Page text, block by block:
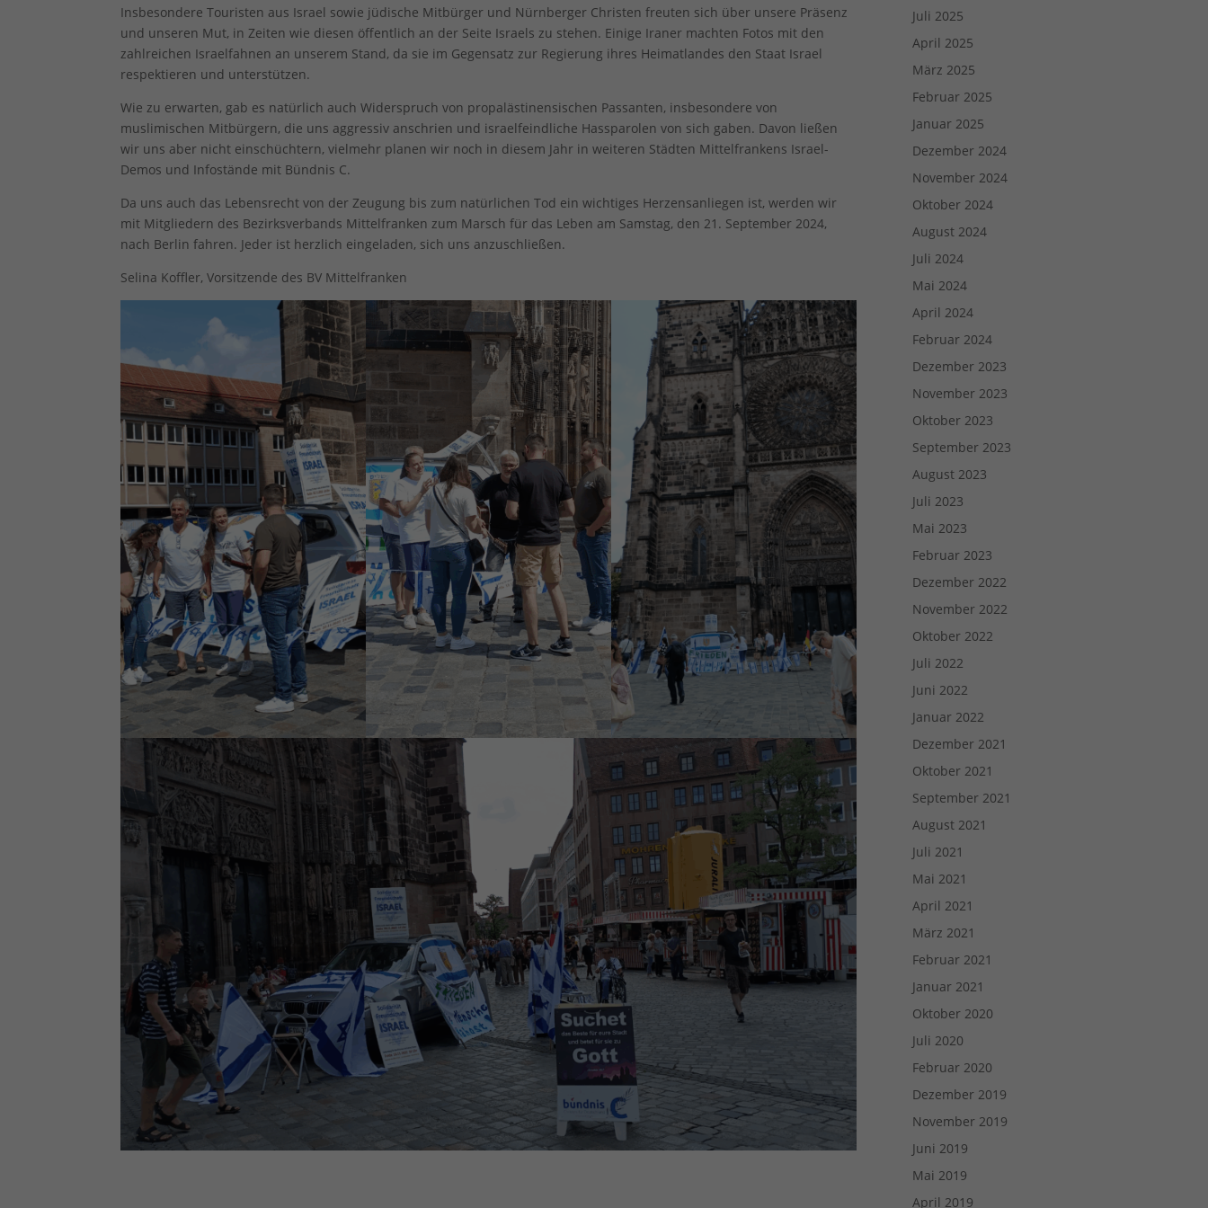
Insbesondere Touristen aus Israel sowie jüdische Mitbürger und Nürnberger Christen freuten sich über unsere Präsenz
und unseren Mut, in Zeiten wie diesen öffentlich an der Seite Israels zu stehen. Einige Iraner machten Fotos mit den
zahlreichen Israelfahnen an unserem Stand, da sie im Gegensatz zur Regierung ihres Heimatlandes den Staat Israel
respektieren und unterstützen.
Wie zu erwarten, gab es natürlich auch Widerspruch von propalästinensischen Passanten, insbesondere von
muslimischen Mitbürgern, die uns aggressiv anschrien und israelfeindliche Hassparolen von sich gaben. Davon ließen
wir uns aber nicht einschüchtern, vielmehr planen wir noch in diesem Jahr in weiteren Städten Mittelfrankens Israel-
Demos und Infostände mit Bündnis C.
Da uns auch das Lebensrecht von der Zeugung bis zum natürlichen Tod ein wichtiges Herzensanliegen ist, werden wir
mit Mitgliedern des Bezirksverbands Mittelfranken zum Marsch für das Leben am Samstag, den 21. September 2024,
nach Berlin fahren. Jeder ist herzlich eingeladen, sich uns anzuschließen.
Selina Koffler, Vorsitzende des BV Mittelfranken
Juli 2025
April 2025
März 2025
Februar 2025
Januar 2025
Dezember 2024
November 2024
Oktober 2024
August 2024
Juli 2024
Mai 2024
April 2024
Februar 2024
Dezember 2023
November 2023
Oktober 2023
September 2023
August 2023
Juli 2023
Mai 2023
Februar 2023
Dezember 2022
November 2022
Oktober 2022
Juli 2022
Juni 2022
Januar 2022
Dezember 2021
Oktober 2021
September 2021
August 2021
Juli 2021
Mai 2021
April 2021
März 2021
Februar 2021
Januar 2021
Oktober 2020
Juli 2020
Februar 2020
Dezember 2019
November 2019
Juni 2019
Mai 2019
April 2019
Alle akzeptieren Speichern
Datenschutzeinstellungen
Essenzielle Cookies ermöglichen grundlegende Funktionen und sind für die einwandfreie
Funktion der Website erforderlich.
Cookie-Informationen anzeigen
Externe Medien
Inhalte von Videoplattformen und Social-Media-Plattformen werden standardmäßig
blockiert. Wenn Cookies von externen Medien akzeptiert werden, bedarf der Zugriff auf
diese Inhalte keiner manuellen Einwilligung mehr.